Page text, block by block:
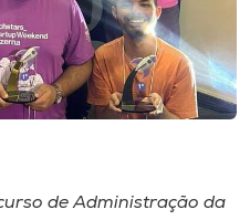
de Administração da